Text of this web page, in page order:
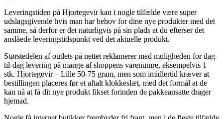
Leveringstiden på Hjortegevir kan i nogle tilfælde være super
udslagsgivende hvis man har behov for dine nye produkter med det
samme, så derfor er det naturligvis på sin plads at du efterser det
anslåede leveringstidspunkt ved det aktuelle produkt.
Størstedelen af outlets på nettet reklamerer med muligheden for dag-
til-dag levering på mange af shoppens varenumre, eksempelvis 1
stk. Hjortegevir – Lille 50-75 gram, men som imidlertid kræver at
bestillingen placeres før et aftalt klokkeslæt, med det formål at de
kan nå at få dit nye produkt fikset forinden de pakkeansatte drager
hjemad.